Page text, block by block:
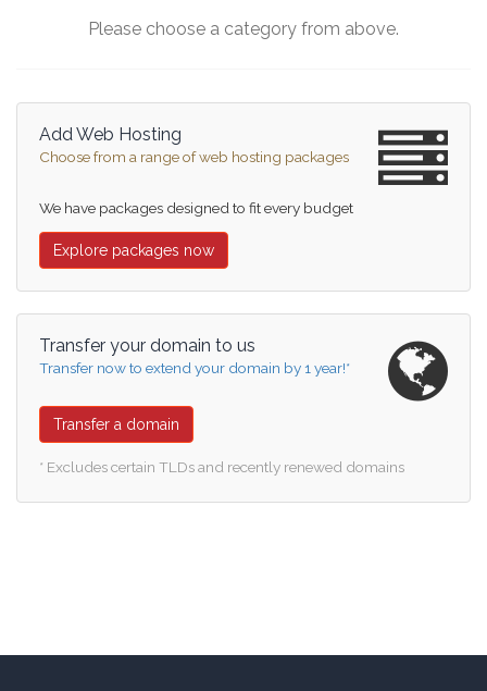
Please choose a category from above.
Add Web Hosting
Choose from a range of web hosting packages
We have packages designed to fit every budget
Explore packages now
Transfer your domain to us
Transfer now to extend your domain by 1 year!*
Transfer a domain
* Excludes certain TLDs and recently renewed domains